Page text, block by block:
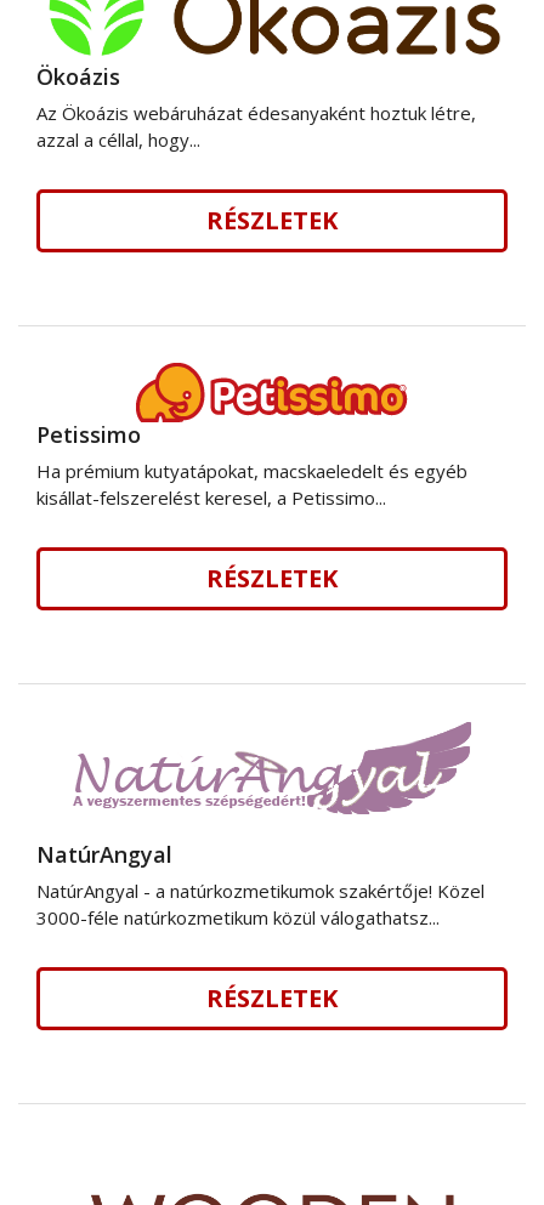
Ökoázis
Az Ökoázis webáruházat édesanyaként hoztuk létre,
azzal a céllal, hogy...
RÉSZLETEK
Petissimo
Ha prémium kutyatápokat, macskaeledelt és egyéb
kisállat-felszerelést keresel, a Petissimo...
RÉSZLETEK
NatúrAngyal
NatúrAngyal - a natúrkozmetikumok szakértője! Közel
3000-féle natúrkozmetikum közül válogathatsz...
RÉSZLETEK